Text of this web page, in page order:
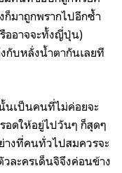
ก็มาถูกพรากไปอีกซ้ำ
ออาจจะทั้งญี่ปุ่น)
กับหลั่งน้ำตากันเลยที
นเป็นคนที่ไม่ค่อยจะ
อดให้อยู่ไปวันๆ ก็สุดๆ
างที่คนทั่วไปสมควรจะ
ละครเด็นจิจึงค่อนข้าง